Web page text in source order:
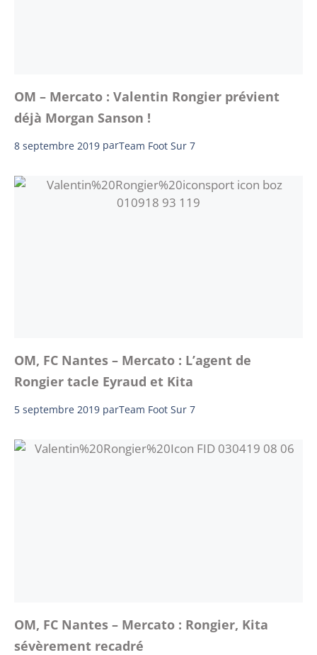
OM – Mercato : Valentin Rongier prévient
déjà Morgan Sanson !
8 septembre 2019 parTeam Foot Sur 7
OM, FC Nantes – Mercato : L’agent de
Rongier tacle Eyraud et Kita
5 septembre 2019 parTeam Foot Sur 7
OM, FC Nantes – Mercato : Rongier, Kita
sévèrement recadré